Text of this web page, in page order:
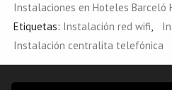
Instalaciones en Hoteles Barceló
Etiquetas: Instalación red wifi,
Instalación centralita telefónica